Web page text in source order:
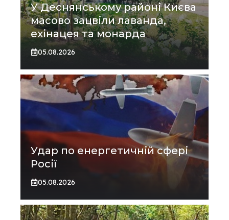
У Деснянському районі Києва
масово зацвіли лаванда,
ехінацея та монарда
05.08.2026
Удар по енергетичній сфері
Росії
05.08.2026